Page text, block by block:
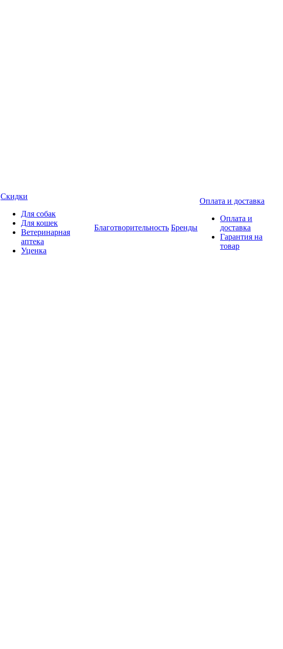
Скидки
Для собак
Для кошек
Ветеринарная
аптека
Уценка
Благотворительность Бренды
Оплата и доставка
Оплата и
доставка
Гарантия на
товар